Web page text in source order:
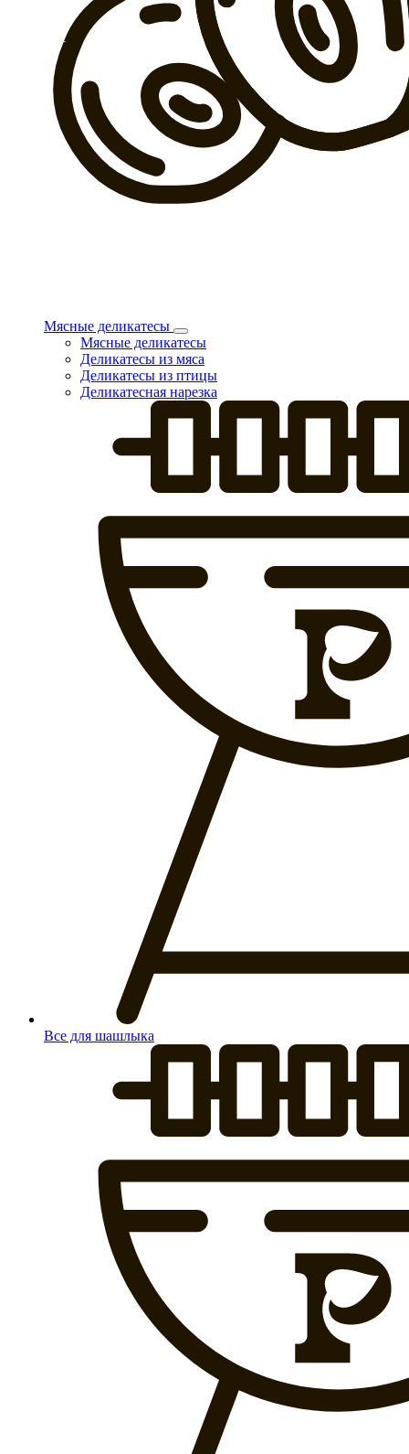
Мясные деликатесы
Мясные деликатесы
Деликатесы из мяса
Деликатесы из птицы
Деликатесная нарезка
Все для шашлыка